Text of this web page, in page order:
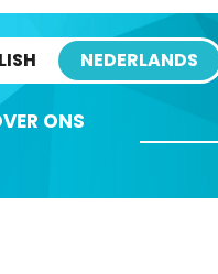
NEDERLANDS
ONS